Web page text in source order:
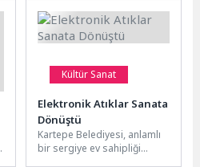
Kültür Sanat
Elektronik Atıklar Sanata
Dönüştü
Kartepe Belediyesi, anlamlı
bir sergiye ev sahipliği